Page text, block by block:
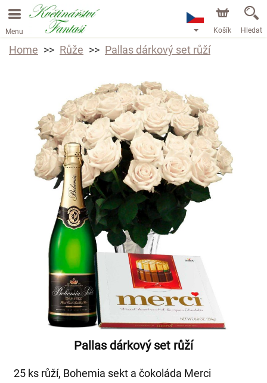
Menu Košík Hledat
Home Růže Pallas dárkový set růží
Pallas dárkový set růží
25 ks růží, Bohemia sekt a čokoláda Merci